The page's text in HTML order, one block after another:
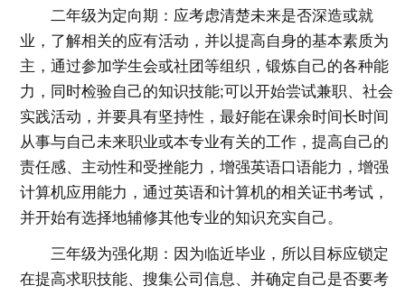
二年级为定向期：应考虑清楚未来是否深造或就
业，了解相关的应有活动，并以提高自身的基本素质为
主，通过参加学生会或社团等组织，锻炼自己的各种能
力，同时检验自己的知识技能;可以开始尝试兼职、社会
实践活动，并要具有坚持性，最好能在课余时间长时间
从事与自己未来职业或本专业有关的工作，提高自己的
责任感、主动性和受挫能力，增强英语口语能力，增强
计算机应用能力，通过英语和计算机的相关证书考试，
并开始有选择地辅修其他专业的知识充实自己。
三年级为强化期：因为临近毕业，所以目标应锁定
在提高求职技能、搜集公司信息、并确定自己是否要考